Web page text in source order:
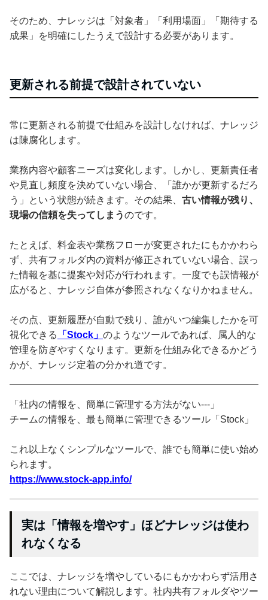
そのため、ナレッジは「対象者」「利用場面」「期待する
成果」を明確にしたうえで設計する必要があります。
更新される前提で設計されていない
常に更新される前提で仕組みを設計しなければ、ナレッジ
は陳腐化します。
業務内容や顧客ニーズは変化します。しかし、更新責任者
や見直し頻度を決めていない場合、「誰かが更新するだろ
う」という状態が続きます。その結果、 古い情報が残り、
現場の信頼を失ってしまうのです。
たとえば、料金表や業務フローが変更されたにもかかわら
ず、共有フォルダ内の資料が修正されていない場合、誤っ
た情報を基に提案や対応が行われます。一度でも誤情報が
広がると、ナレッジ自体が参照されなくなりかねません。
その点、更新履歴が自動で残り、誰がいつ編集したかを可
視化できる
「Stock」 のようなツールであれば、属人的な
管理を防ぎやすくなります。更新を仕組み化できるかどう
かが、ナレッジ定着の分かれ道です。
「社内の情報を、簡単に管理する方法がない---」
チームの情報を、最も簡単に管理できるツール「Stock」
これ以上なくシンプルなツールで、誰でも簡単に使い始め
られます。
https://www.stock-app.info/
実は「情報を増やす」ほどナレッジは使わ
れなくなる
ここでは、ナレッジを増やしているにもかかわらず活用さ
れない理由について解説します。社内共有フォルダやツー